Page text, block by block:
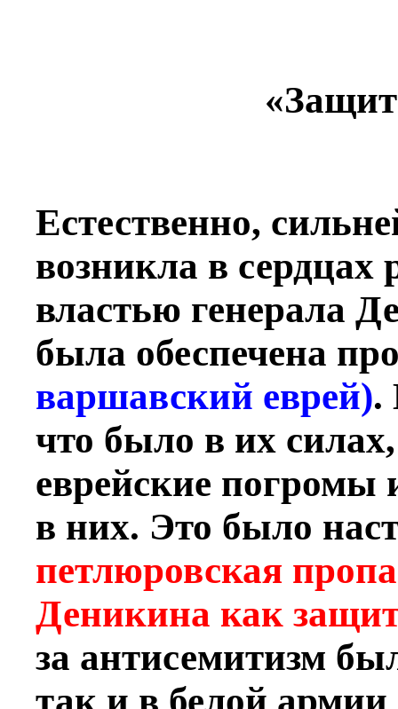
Естественно,
возникла в сердцах
властью генерала
была обеспечена
варшавский еврей).
что было в их
еврейские погромы
в них. Это было
петлюровская
Деникина как
за антисемитизм